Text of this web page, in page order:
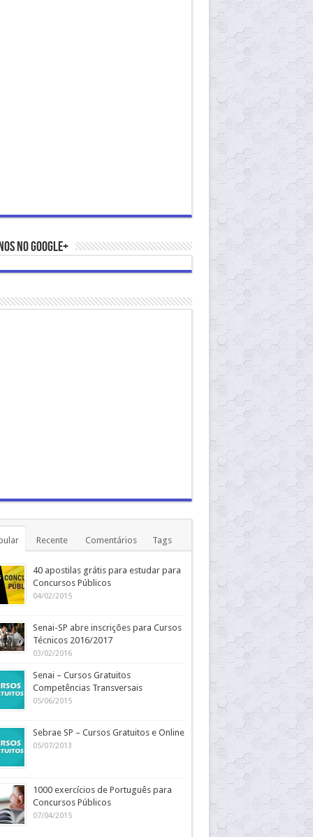
no Google+
Recente Comentários Tags
40 apostilas grátis para estudar para
Concursos Públicos
04/02/2015
Senai-SP abre inscrições para Cursos
Técnicos 2016/2017
03/02/2016
Senai – Cursos Gratuitos
Competências Transversais
05/06/2015
Sebrae SP – Cursos Gratuitos e Online
05/07/2013
1000 exercícios de Português para
Concursos Públicos
07/04/2015